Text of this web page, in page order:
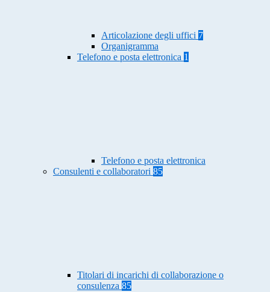
Articolazione degli uffici 7
Organigramma
Telefono e posta elettronica 1
Telefono e posta elettronica
Consulenti e collaboratori 85
Titolari di incarichi di collaborazione o
consulenza 85